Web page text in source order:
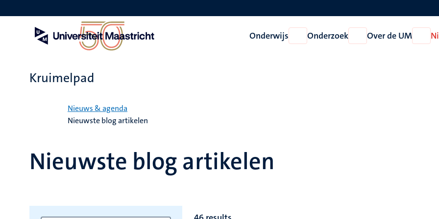
en
Onderwijs
Open
Onderwijs
Onderzoek
Open
Onderzoek
Over de UM
Open
Over
Kruimelpad
Nieuws & agenda
Nieuwste blog artikelen
Nieuwste blog artikelen